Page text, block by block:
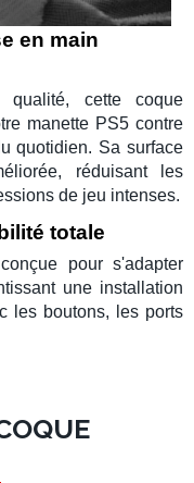
en main
qualité, cette coque
manette PS5contre
quotidien. Sa surface
réduisant les
de jeu intenses.
totale
pour s'adapter
une installation
les boutons, les ports